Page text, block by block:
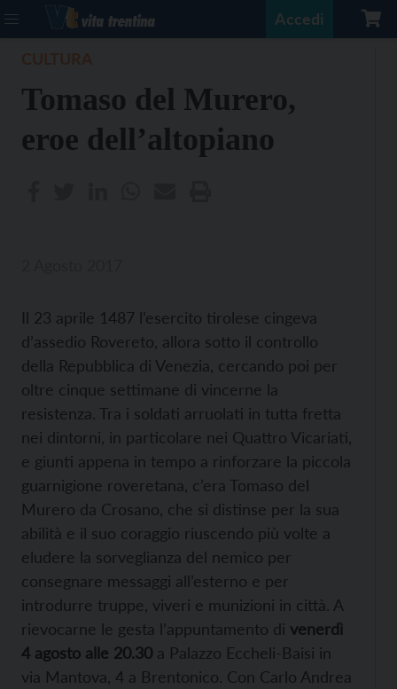
Accedi
Tomaso del Murero,
eroe dell’altopiano
Il 23 aprile 1487 l’esercito tirolese cingeva
d’assedio Rovereto, allora sotto il controllo
della Repubblica di Venezia, cercando poi per
oltre cinque settimane di vincerne la
resistenza. Tra i soldati arruolati in tutta fretta
nei dintorni, in particolare nei Quattro Vicariati,
e giunti appena in tempo a rinforzare la piccola
guarnigione roveretana, c’era Tomaso del
Murero da Crosano, che si distinse per la sua
abilità e il suo coraggio riuscendo più volte a
eludere la sorveglianza del nemico per
consegnare messaggi all’esterno e per
introdurre truppe, viveri e munizioni in città. A
rievocarne le gesta l’appuntamento di venerdì
4 agosto alle 20.30 a Palazzo Eccheli-Baisi in
via Mantova, 4 a Brentonico. Con Carlo Andrea